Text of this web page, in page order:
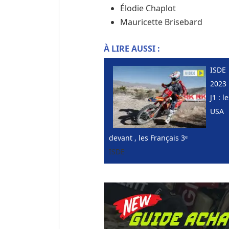
Élodie Chaplot
Mauricette Brisebard
À LIRE AUSSI :
ISDE
2023
J1 :
USA
devant , les Français 3ᵉ
ISDE